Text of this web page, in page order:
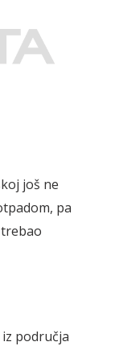
još ne
pa
područja